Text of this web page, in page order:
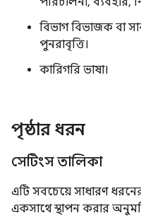
বিভাগ বিভাজক বা
পুনরাবৃত্তি।
কারিগরি ভাষা।
পৃষ্ঠার ধরন
সেটিংস তালিকা
এটি সবচেয়ে সাধারণ
একসাথে স্থাপন করার